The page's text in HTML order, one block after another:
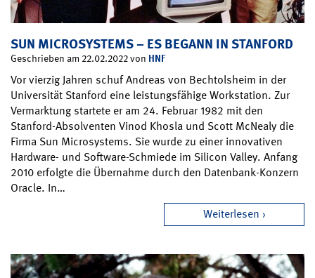
SUN MICROSYSTEMS – ES BEGANN IN STANFORD
Geschrieben am 22.02.2022 von HNF
Vor vierzig Jahren schuf Andreas von Bechtolsheim in der
Universität Stanford eine leistungsfähige Workstation. Zur
Vermarktung startete er am 24. Februar 1982 mit den
Stanford-Absolventen Vinod Khosla und Scott McNealy die
Firma Sun Microsystems. Sie wurde zu einer innovativen
Hardware- und Software-Schmiede im Silicon Valley. Anfang
2010 erfolgte die Übernahme durch den Datenbank-Konzern
Oracle. In…
Weiterlesen